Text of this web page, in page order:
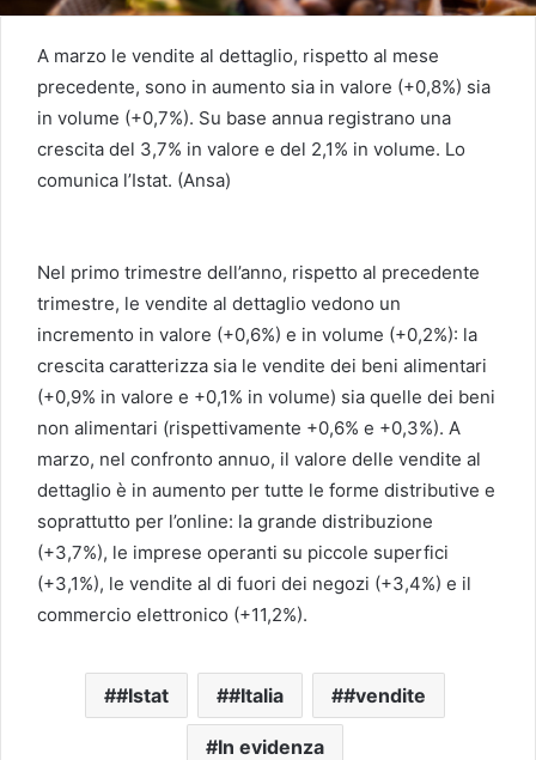
A marzo le vendite al dettaglio, rispetto al mese
precedente, sono in aumento sia in valore (+0,8%) sia
in volume (+0,7%). Su base annua registrano una
crescita del 3,7% in valore e del 2,1% in volume. Lo
comunica l’Istat. (Ansa)
Nel primo trimestre dell’anno, rispetto al precedente
trimestre, le vendite al dettaglio vedono un
incremento in valore (+0,6%) e in volume (+0,2%): la
crescita caratterizza sia le vendite dei beni alimentari
(+0,9% in valore e +0,1% in volume) sia quelle dei beni
non alimentari (rispettivamente +0,6% e +0,3%). A
marzo, nel confronto annuo, il valore delle vendite al
dettaglio è in aumento per tutte le forme distributive e
soprattutto per l’online: la grande distribuzione
(+3,7%), le imprese operanti su piccole superfici
(+3,1%), le vendite al di fuori dei negozi (+3,4%) e il
commercio elettronico (+11,2%).
#Istat #Italia #vendite
In evidenza